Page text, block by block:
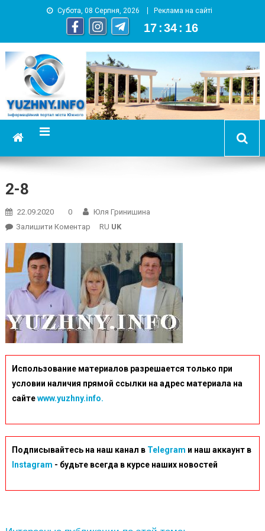
Субота, 08 Серпня, 2026 Реклама на сайті
17 :34 : 16
YUZHNY.INFO
информационный портал города Южный
2-8
22.09.2020 0
Юля Гринишина
Залишити КоментарOn RU UK
Использование материалов разрешается только при
условии наличия прямой ссылки на адрес материала на
сайтеwww.yuzhny.info.
Подписывайтесь на наш канал в Telegram и наш аккаунт в
Instagram - будьте всегда в курсе наших новостей